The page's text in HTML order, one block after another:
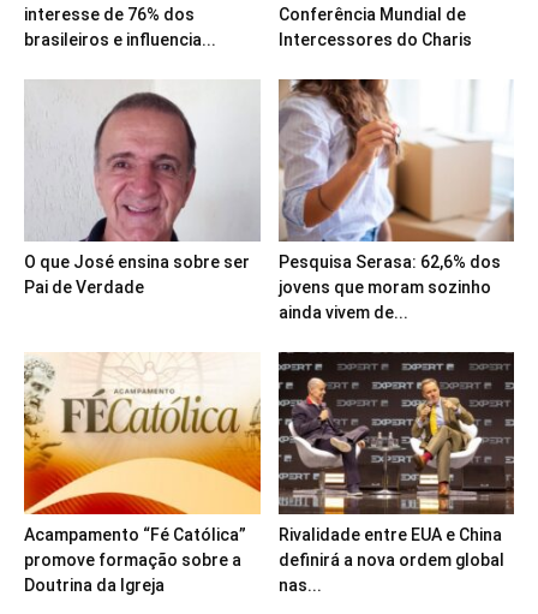
interesse de 76% dos
brasileiros e influencia...
Conferência Mundial de
Intercessores do Charis
O que José ensina sobre ser
Pai de Verdade
Pesquisa Serasa: 62,6% dos
jovens que moram sozinho
ainda vivem de...
Acampamento “Fé Católica”
promove formação sobre a
Doutrina da Igreja
Rivalidade entre EUA e China
definirá a nova ordem global
nas...